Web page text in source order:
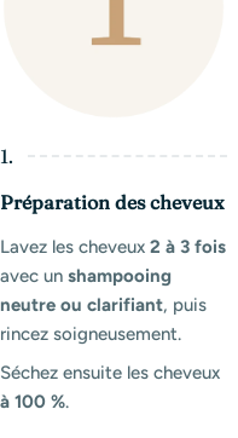
1.
Préparation des cheveux
Lavez les cheveux 2 à 3 fois
avec un shampooing
neutre ou clarifiant, puis
rincez soigneusement.
Séchez ensuite les cheveux
à 100 %.